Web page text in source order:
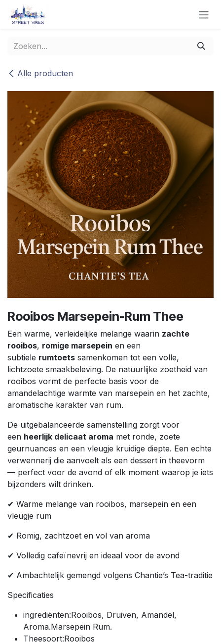
Overslaan naar inhoud
Alle producten
Rooibos Marsepein-Rum Thee
Een warme, verleidelijke melange waarin zachte
rooibos, romige marsepein en een
subtiele rumtoets samenkomen tot een volle,
lichtzoete smaakbeleving. De natuurlijke zoetheid van
rooibos vormt de perfecte basis voor de
amandelachtige warmte van marsepein en het zachte,
aromatische karakter van rum.
De uitgebalanceerde samenstelling zorgt voor
een heerlijk delicaat aroma met ronde, zoete
geurnuances en een vleugje kruidige diepte. Een echte
verwennerij die aanvoelt als een dessert in theevorm
— perfect voor de avond of elk moment waarop je iets
bijzonders wilt drinken.
✔ Warme melange van rooibos, marsepein en een
vleugje rum
✔ Romig, zachtzoet en vol van aroma
✔ Volledig cafeïnevrij en ideaal voor de avond
✔ Ambachtelijk gemengd volgens Chantie’s Tea-traditie
Specificaties
ingrediënten:Rooibos, Druiven, Amandel,
Aroma.Marsepein Rum.
Theesoort:Rooibos